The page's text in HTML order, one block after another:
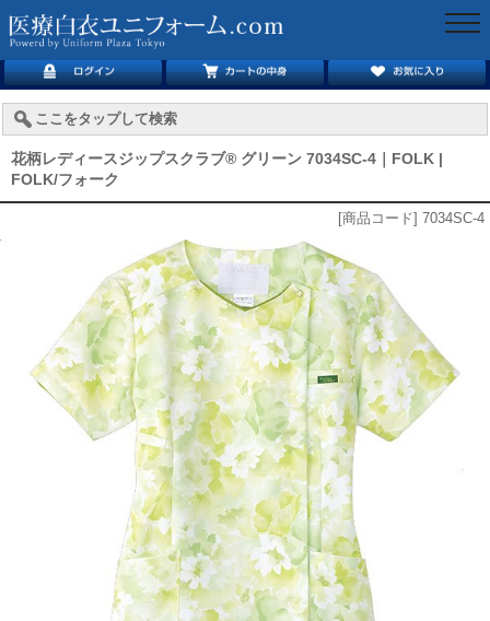
ここをタップして検索
花柄レディースジップスクラブ® グリーン 7034SC-4｜FOLK |
FOLK/フォーク
[商品コード] 7034SC-4